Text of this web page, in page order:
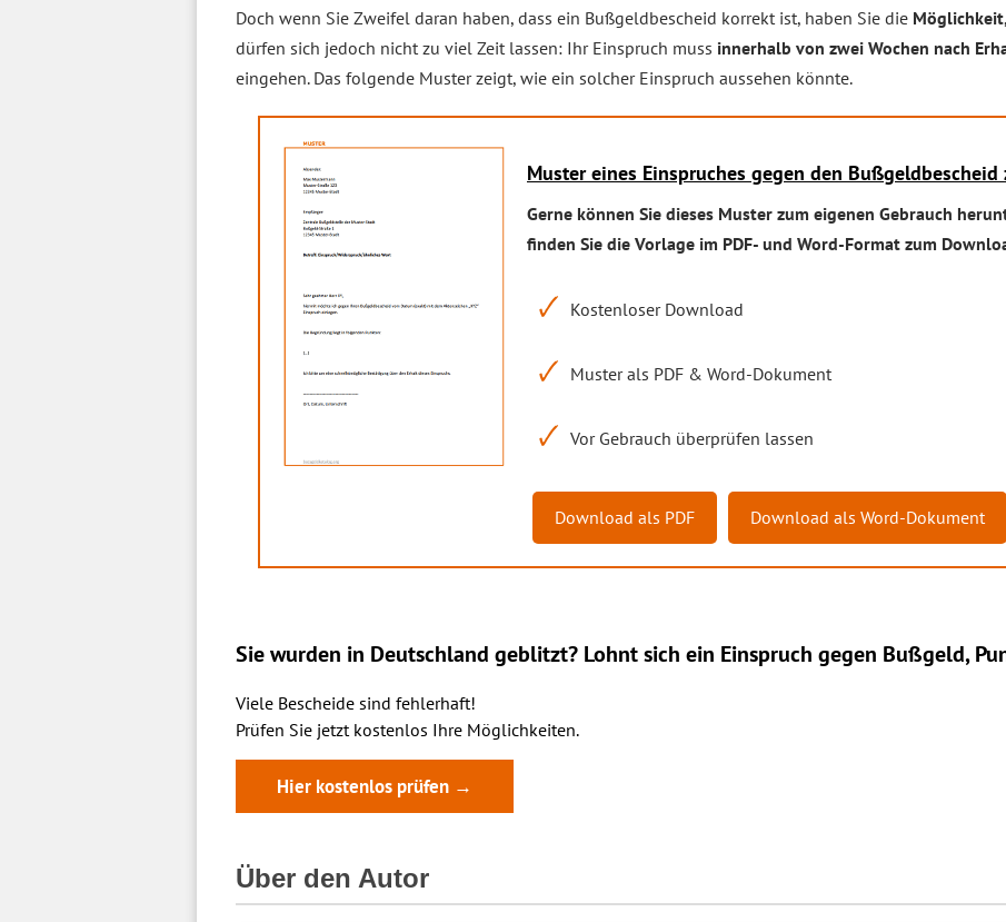
Doch wenn Sie Zweifel daran haben, dass ein Bußgeldbescheid korrekt ist, haben Sie die
dürfen sich jedoch nicht zu viel Zeit lassen: Ihr Einspruch muss innerhalb von zwei Wochen nach
eingehen. Das folgende Muster zeigt, wie ein solcher Einspruch aussehen könnte.
Muster eines Einspruches gegen den
Gerne können Sie dieses Muster zum eigenen Gebrauch
finden Sie die Vorlage im PDF- und Word-Format zum
Kostenloser Download
Muster als PDF & Word-Dokument
Vor Gebrauch überprüfen lassen
Download als PDF Download als Word-Dokument
Sie wurden in Deutschland geblitzt? Lohnt sich ein Einspruch gegen Bußgeld,
Viele Bescheide sind fehlerhaft!
Prüfen Sie jetzt kostenlos Ihre Möglichkeiten.
Hier kostenlos prüfen →
Über den Autor